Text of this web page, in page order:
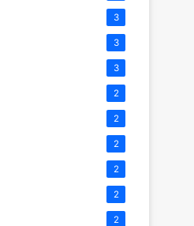
3
3
3
2
2
2
2
2
2